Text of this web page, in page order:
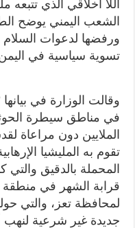
اللا أخلاقي الذي
الشعب اليمني يوضح
ورفضها لدعوات السلام
تسوية سياسية في
وقالت الوزارة في
في مناطق سيطرة
الملايين دون مراعاة
تقوم به المليشيا
قرابة الشهر في منطقة
لمحافظة تعز، والتي
جديدة غير شرعية لنهب